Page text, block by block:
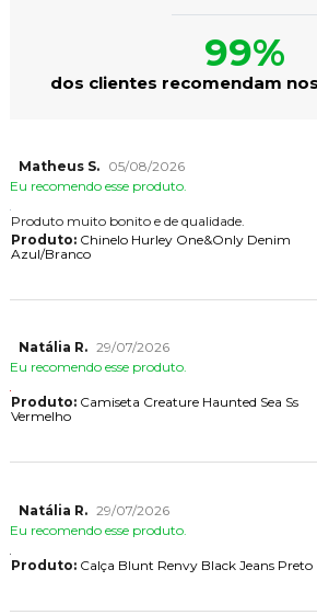
99%
dos clientes recomendam
Matheus S.
05/08/2026
Eu recomendo esse produto.
Produto muito bonito e de qualidade.
Produto:Chinelo Hurley One&Only Denim
Azul/Branco
Natália R. 29/07/2026
Eu recomendo esse produto.
Produto:Camiseta Creature Haunted Sea Ss
Vermelho
Natália R. 29/07/2026
Eu recomendo esse produto.
Produto:Calça Blunt Renvy Black Jeans Preto